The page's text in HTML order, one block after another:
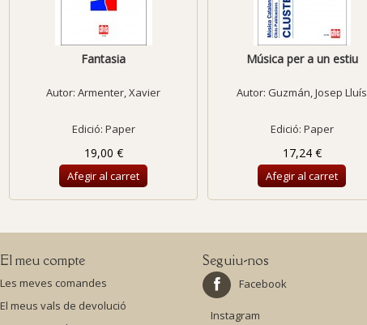
Fantasia
Autor: Armenter, Xavier
Edició: Paper
19,00 €
Afegir al carret
Música per a un estiu
Autor: Guzmán, Josep Lluís
Edició: Paper
17,24 €
Afegir al carret
El meu compte
Les meves comandes
El meus vals de devolució
Seguiu-nos
Facebook
Instagram